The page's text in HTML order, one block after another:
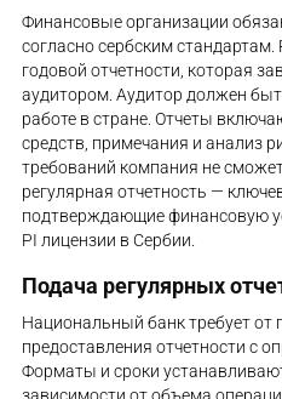
Финансовые организации
согласно сербским
годовой отчетности, которая
аудитором. Аудитор должен
работе в стране. Отчеты
средств, примечания и анализ
требований компания не
регулярная отчетность —
подтверждающие финансовую
PI лицензии в Сербии.
Подача регулярных
Национальный банк требует от
предоставления отчетности с
Форматы и сроки